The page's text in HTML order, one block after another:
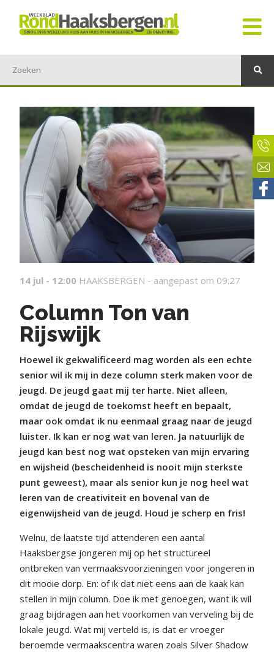
14 jul - 12:00 HAAKSBERGEN - aangepast om 09:27
Column Ton van
Rijswijk
Hoewel ik gekwalificeerd mag worden als een echte
senior wil ik mij in deze column sterk maken voor de
jeugd. De jeugd gaat mij ter harte. Niet alleen,
omdat de jeugd de toekomst heeft en bepaalt,
maar ook omdat ik nu eenmaal graag naar de jeugd
luister. Ik kan er nog wat van leren. Ja natuurlijk de
jeugd kan best nog wat opsteken van mijn ervaring
en wijsheid (bescheidenheid is nooit mijn sterkste
punt geweest), maar als senior kun je nog heel wat
leren van de creativiteit en bovenal van de
eigenwijsheid van de jeugd. Houd je scherp en fris!
Welnu, de laatste tijd attenderen een aantal
Haaksbergse jongeren mij op het structureel
ontbreken van vermaaksvoorzieningen voor jongeren in
dit mooie dorp. En: of ik dat niet eens aan de kaak kan
stellen in mijn column. Doe ik met genoegen, want ik wil
graag bijdragen aan het voorkomen van verveling bij de
lokale jeugd. Wat mij verteld is, is dat er vroeger
beroemde vermaakscentra waren zoals Silver Shadow